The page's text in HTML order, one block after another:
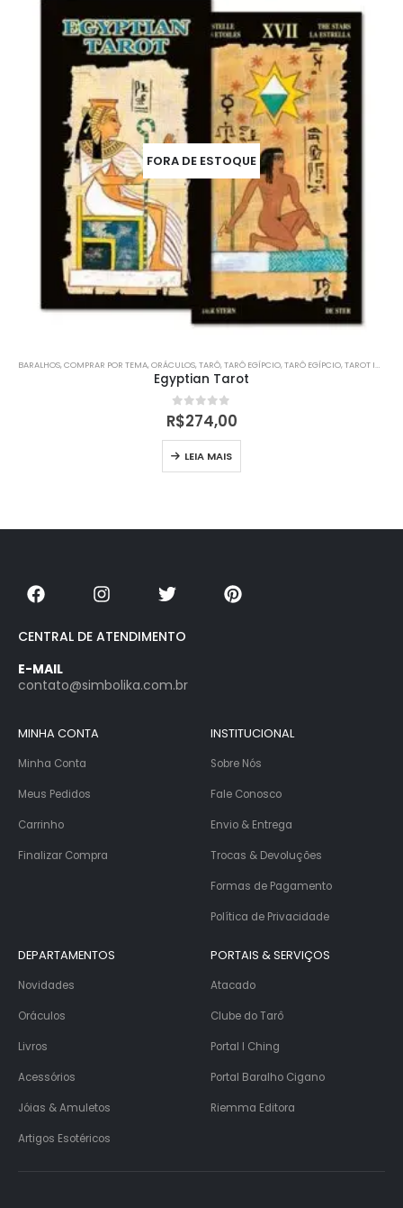
FORA DE ESTOQUE
BARALHOS,COMPRAR POR TEMA,ORÁCULOS,TARÔ,TARÔ EGÍPCIO,TARÔ EGÍPCIO,TAROT IMPORTADO
Egyptian Tarot
0out of 5
R$274,00
LEIA MAIS
CENTRAL DE ATENDIMENTO
E-MAIL
contato@simbolika.com.br
MINHA CONTA
Minha Conta
Meus Pedidos
Carrinho
Finalizar Compra
INSTITUCIONAL
Sobre Nós
Fale Conosco
Envio & Entrega
Trocas & Devoluções
Formas de Pagamento
Política de Privacidade
DEPARTAMENTOS
Novidades
Oráculos
Livros
Acessórios
Jóias & Amuletos
Artigos Esotéricos
PORTAIS & SERVIÇOS
Atacado
Clube do Tarô
Portal I Ching
Portal Baralho Cigano
Riemma Editora